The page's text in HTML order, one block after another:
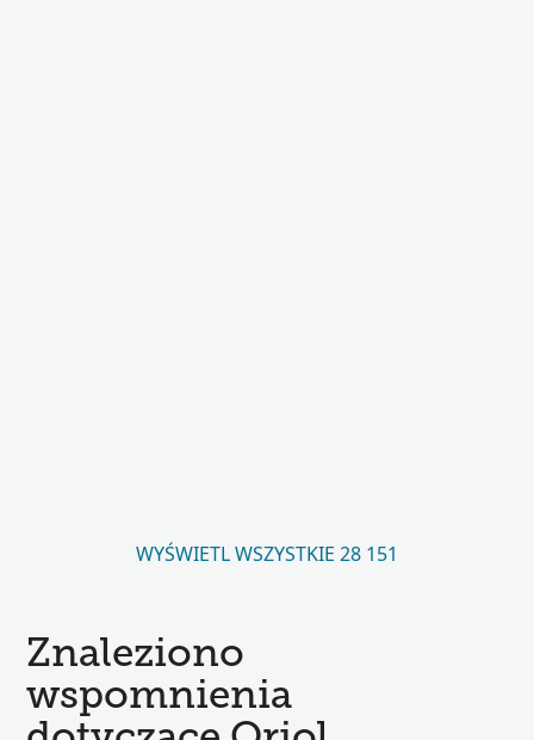
WYŚWIETL WSZYSTKIE 28 151
Znaleziono
wspomnienia